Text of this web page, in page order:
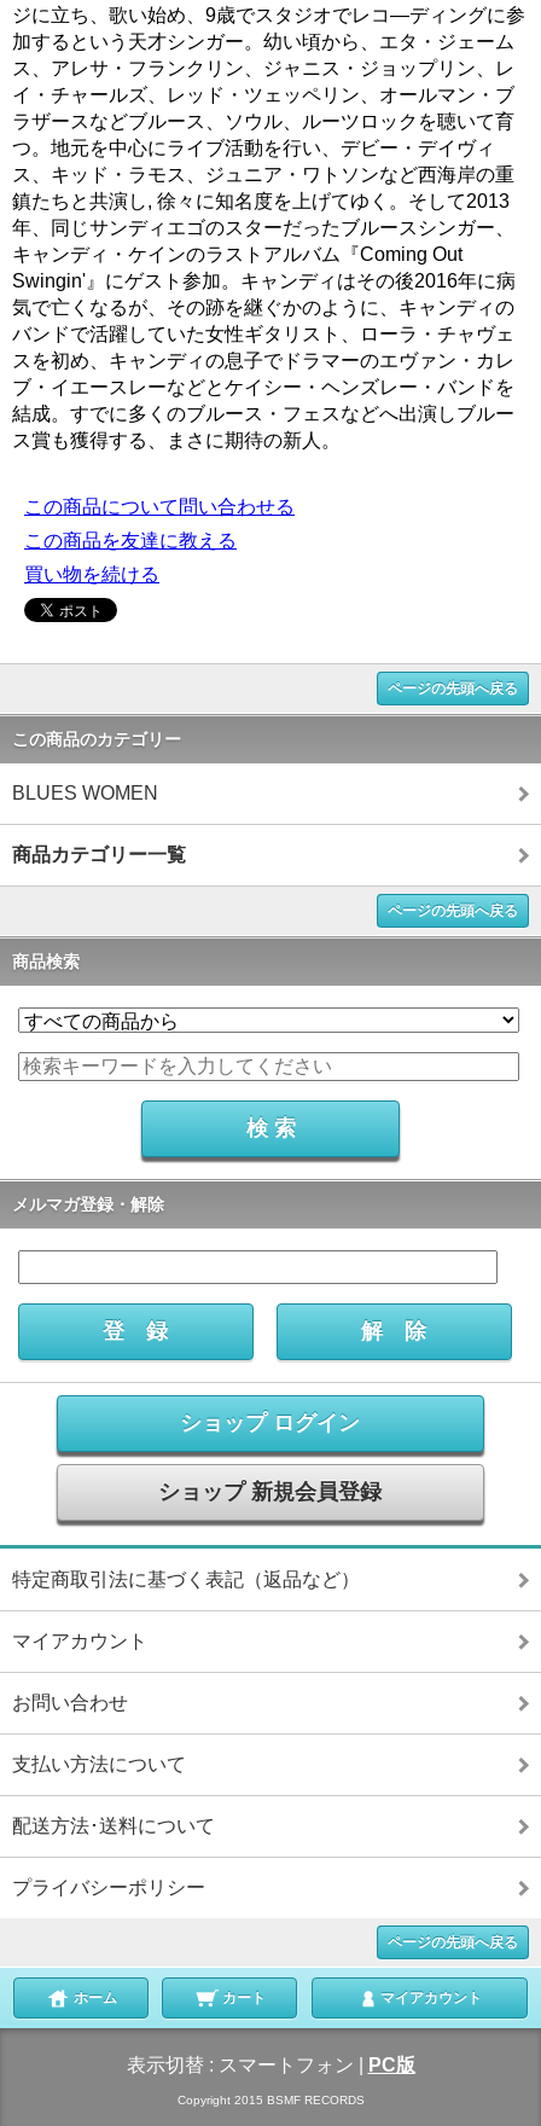
ジに立ち、歌い始め、9歳でスタジオでレコ―ディングに参
加するという天才シンガー。幼い頃から、エタ・ジェーム
ス、アレサ・フランクリン、ジャニス・ジョップリン、レ
イ・チャールズ、レッド・ツェッペリン、オールマン・ブ
ラザースなどブルース、ソウル、ルーツロックを聴いて育
つ。地元を中心にライブ活動を行い、デビー・デイヴィ
ス、キッド・ラモス、ジュニア・ワトソンなど西海岸の重
鎮たちと共演し, 徐々に知名度を上げてゆく。そして2013
年、同じサンディエゴのスターだったブルースシンガー、
キャンディ・ケインのラストアルバム『Coming Out
Swingin'』にゲスト参加。キャンディはその後2016年に病
気で亡くなるが、その跡を継ぐかのように、キャンディの
バンドで活躍していた女性ギタリスト、ローラ・チャヴェ
スを初め、キャンディの息子でドラマーのエヴァン・カレ
ブ・イエースレーなどとケイシー・ヘンズレー・バンドを
結成。すでに多くのブルース・フェスなどへ出演しブルー
ス賞も獲得する、まさに期待の新人。
この商品について問い合わせる
この商品を友達に教える
買い物を続ける
ページの先頭へ戻る
この商品のカテゴリー
BLUES WOMEN
商品カテゴリー一覧
ページの先頭へ戻る
商品検索
メルマガ登録・解除
ショップ ログイン
ショップ 新規会員登録
特定商取引法に基づく表記（返品など）
マイアカウント
お問い合わせ
支払い方法について
配送方法･送料について
プライバシーポリシー
ページの先頭へ戻る
ホーム カート マイアカウント
表示切替 : スマートフォン PC版
Copyright 2015 BSMF RECORDS